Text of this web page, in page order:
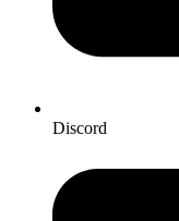
Discord